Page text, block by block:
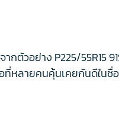
ตัวอย่าง P225/55R15
หลายคนคุ้นเคยกันดีในชื่อ